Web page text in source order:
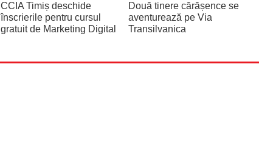
CCIA Timiș deschide
înscrierile pentru cursul
gratuit de Marketing Digital
Două tinere cărășence se
aventurează pe Via
Transilvanica